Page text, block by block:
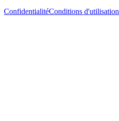
ConfidentialitéConditions d'utilisation